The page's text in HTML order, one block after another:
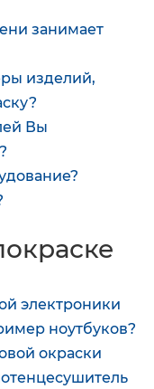
занимает
изделий,
Вы
электроники
ноутбуков?
окраски